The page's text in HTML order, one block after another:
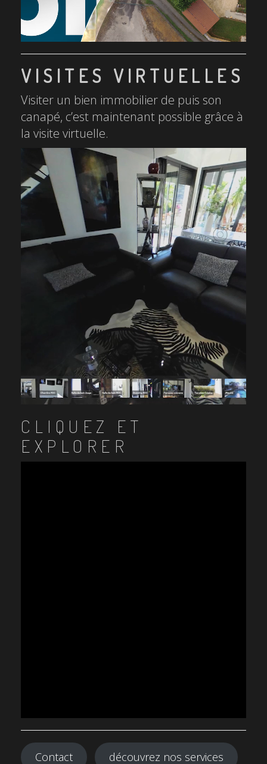
VISITES VIRTUELLES
Visiter un bien immobilier de puis son
canapé, c’est maintenant possible grâce à
la visite virtuelle.
CLIQUEZ ET
EXPLORER
Contact découvrez nos services